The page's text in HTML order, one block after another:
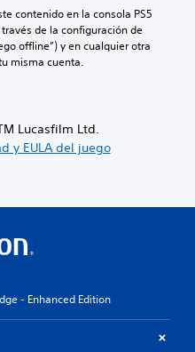
contenido en la consola PS5
de la configuración de
offline”) y en cualquier otra
misma cuenta.
Lucasfilm Ltd.
y EULA del juego
- Enhanced Edition